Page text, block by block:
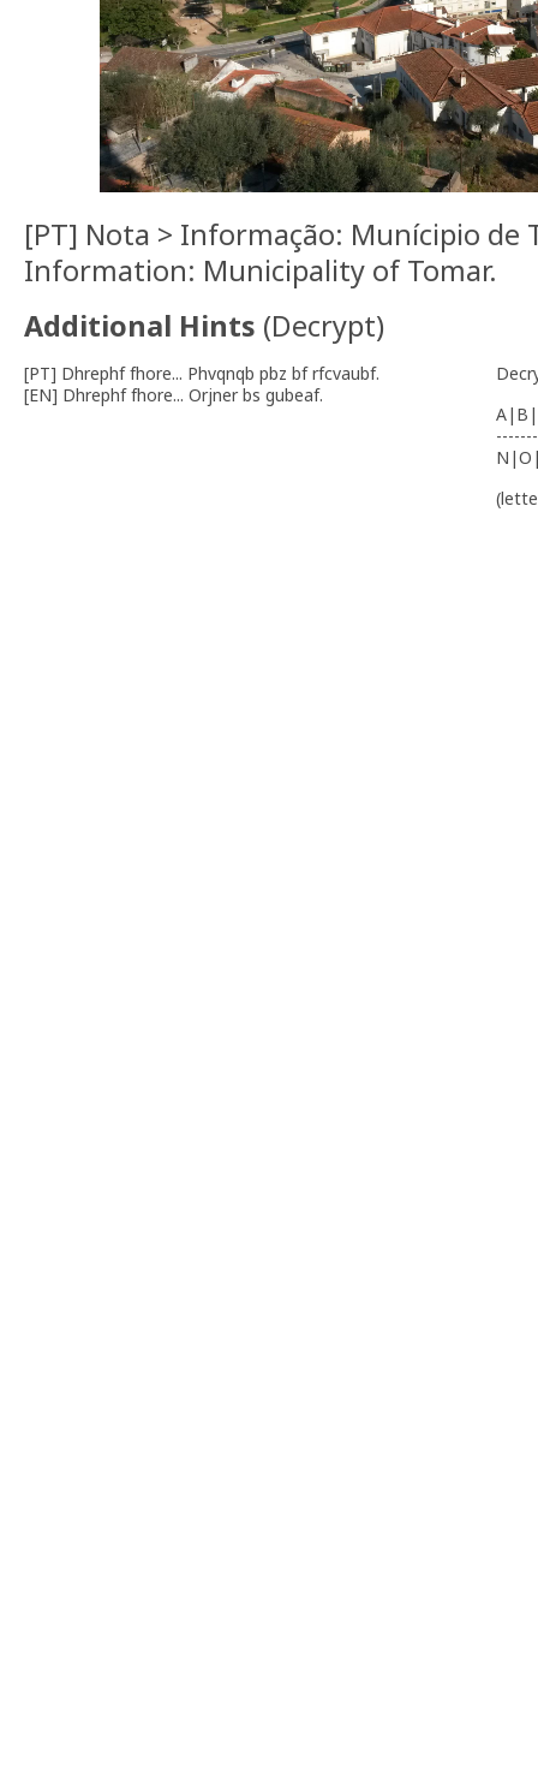
[PT] Nota > Informação: Munícipio de
Information: Municipality of Tomar.
Additional Hints (Decrypt)
[PT] Dhrephf fhore... Phvqnqb pbz bf rfcvaubf.
[EN] Dhrephf fhore... Orjner bs gubeaf.